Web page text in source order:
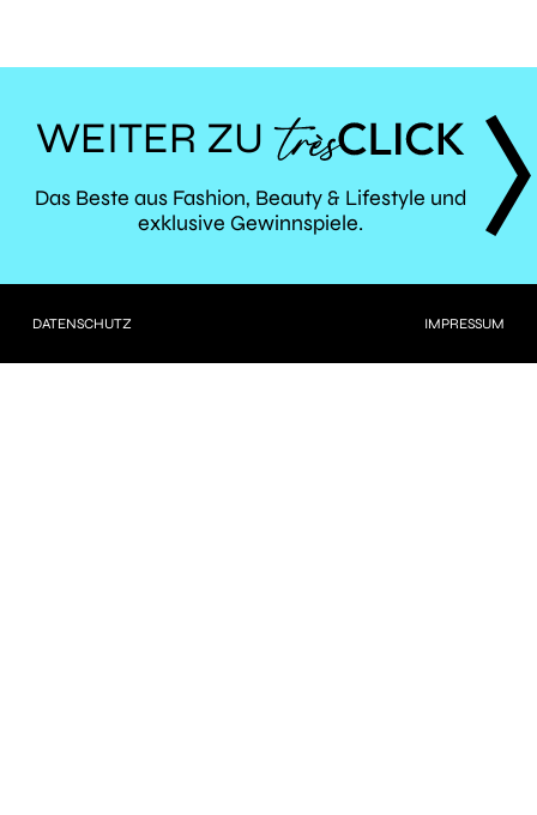
WEITER ZU
TRÈS
CLICK
Das Beste aus Fashion, Beauty & Lifestyle und
exklusive Gewinnspiele.
DATENSCHUTZ IMPRESSUM